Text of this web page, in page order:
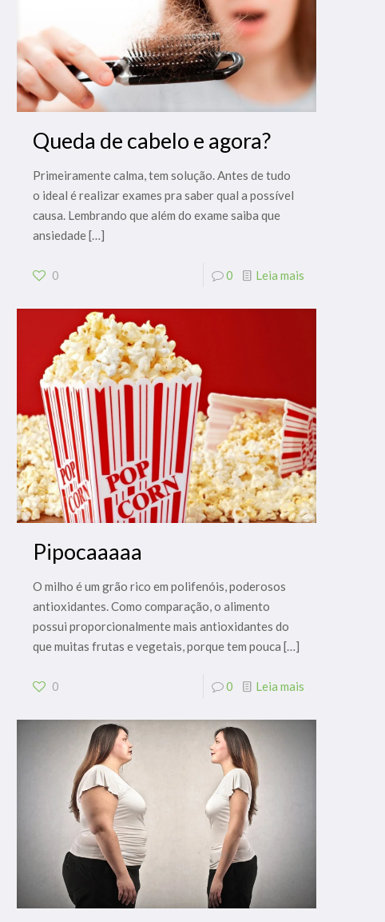
Queda de cabelo e agora?
Primeiramente calma, tem solução. Antes de tudo
o ideal é realizar exames pra saber qual a possível
causa. Lembrando que além do exame saiba que
ansiedade […]
0 0 Leia mais
Pipocaaaaa
O milho é um grão rico em polifenóis, poderosos
antioxidantes. Como comparação, o alimento
possui proporcionalmente mais antioxidantes do
que muitas frutas e vegetais, porque tem pouca […]
0 0 Leia mais